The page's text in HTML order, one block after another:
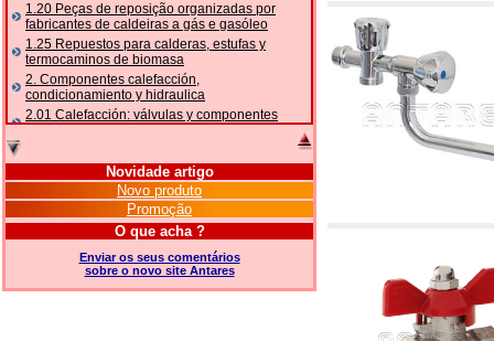
1.20 Peças de reposição organizadas por
fabricantes de caldeiras a gás e gasóleo
1.25 Repuestos para calderas, estufas y
termocaminos de biomasa
2. Componentes calefacción,
condicionamiento y hidraulica
2.01 Calefacción: válvulas y componentes
acessórios
2.10 Termorregulación instalaciones
2.15 Acondicionamiento: válvulas y
componentes relacionados y complementarios
2.16 Gas: componentes para tubería,
relacionados y complementarios
2.17 Gasóleo: componentes para tubería,
relacionados y complementarios
Novidade artigo
Novo produto
Promoção
O que acha ?
Enviar os seus comentários
sobre o novo site Antares